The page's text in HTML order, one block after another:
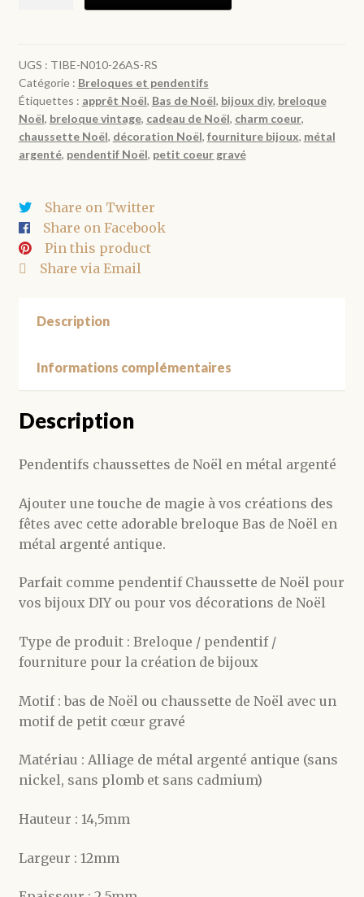
Bas
de
Noël
avec
Cœur
gravés
en
argenté
14,5mm
UGS : TIBE-N010-26AS-RS
Catégorie : Breloques et pendentifs
Étiquettes : apprêt Noël, Bas de Noël, bijoux diy, breloque
Noël, breloque vintage, cadeau de Noël, charm coeur,
chaussette Noël, décoration Noël, fourniture bijoux, métal
argenté, pendentif Noël, petit coeur gravé
Share on Twitter
Share on Facebook
Pin this product
Share via Email
Description
Informations complémentaires
Description
Pendentifs chaussettes de Noël en métal argenté
Ajouter une touche de magie à vos créations des
fêtes avec cette adorable breloque Bas de Noël en
métal argenté antique.
Parfait comme pendentif Chaussette de Noël pour
vos bijoux DIY ou pour vos décorations de Noël
Type de produit : Breloque / pendentif /
fourniture pour la création de bijoux
Motif : bas de Noël ou chaussette de Noël avec un
motif de petit cœur gravé
Matériau : Alliage de métal argenté antique (sans
nickel, sans plomb et sans cadmium)
Hauteur : 14,5mm
Largeur : 12mm